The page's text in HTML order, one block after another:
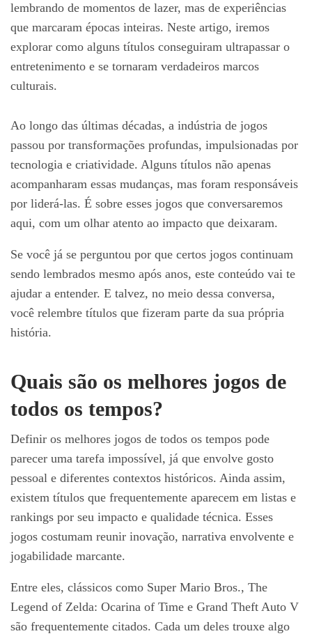
lembrando de momentos de lazer, mas de experiências
que marcaram épocas inteiras. Neste artigo, iremos
explorar como alguns títulos conseguiram ultrapassar o
entretenimento e se tornaram verdadeiros marcos
culturais.
Ao longo das últimas décadas, a indústria de jogos
passou por transformações profundas, impulsionadas por
tecnologia e criatividade. Alguns títulos não apenas
acompanharam essas mudanças, mas foram responsáveis
por liderá-las. É sobre esses jogos que conversaremos
aqui, com um olhar atento ao impacto que deixaram.
Se você já se perguntou por que certos jogos continuam
sendo lembrados mesmo após anos, este conteúdo vai te
ajudar a entender. E talvez, no meio dessa conversa,
você relembre títulos que fizeram parte da sua própria
história.
Quais são os melhores jogos de
todos os tempos?
Definir os melhores jogos de todos os tempos pode
parecer uma tarefa impossível, já que envolve gosto
pessoal e diferentes contextos históricos. Ainda assim,
existem títulos que frequentemente aparecem em listas e
rankings por seu impacto e qualidade técnica. Esses
jogos costumam reunir inovação, narrativa envolvente e
jogabilidade marcante.
Entre eles, clássicos como Super Mario Bros., The
Legend of Zelda: Ocarina of Time e Grand Theft Auto V
são frequentemente citados. Cada um deles trouxe algo